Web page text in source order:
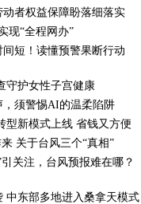
者权益保障盼落细落实
现“全程网办”
短！读懂预警果断行动
守护女性子宫健康
须警惕AI的温柔陷阱
型新模式上线 省钱又方便
关于台风三个“真相”
关注，台风预报难在哪？
中东部多地进入桑拿天模式